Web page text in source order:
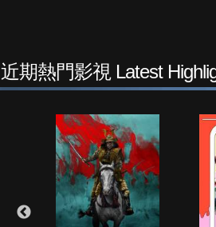
近期熱門影視 Latest